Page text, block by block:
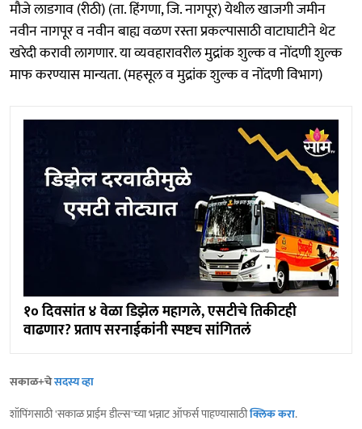
मौजे लाडगाव (रीठी) (ता. हिंगणा, जि. नागपूर) येथील खाजगी जमीन
नवीन नागपूर व नवीन बाह्य वळण रस्ता प्रकल्पासाठी वाटाघाटीने थेट
खरेदी करावी लागणार. या व्यवहारावरील मुद्रांक शुल्क व नोंदणी शुल्क
माफ करण्यास मान्यता. (महसूल व मुद्रांक शुल्क व नोंदणी विभाग)
१० दिवसांत ४ वेळा डिझेल महागले, एसटीचे तिकीटही
वाढणार? प्रताप सरनाईकांनी स्पष्टच सांगितलं
सकाळ+चेसदस्य व्हा
शॉपिंगसाठी 'सकाळ प्राईम डील्स'च्या भन्नाट ऑफर्स पाहण्यासाठीक्लिक करा.